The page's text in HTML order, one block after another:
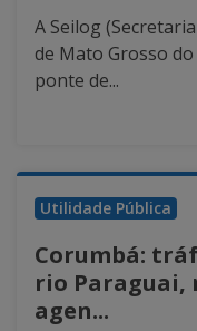
A Seilog
de Mato Grosso
ponte de...
Utilidade Pública
Corumbá:
rio Paraguai,
agen...